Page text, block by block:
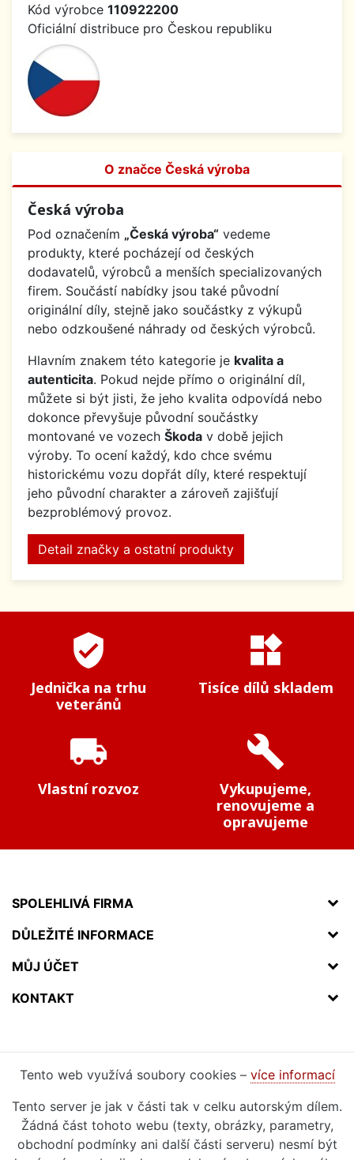
Kód výrobce 110922200
Oficiální distribuce pro Českou republiku
O značce Česká výroba
Česká výroba
Pod označením „Česká výroba“ vedeme
produkty, které pocházejí od českých
dodavatelů, výrobců a menších specializovaných
firem. Součástí nabídky jsou také původní
originální díly, stejně jako součástky z výkupů
nebo odzkoušené náhrady od českých výrobců.
Hlavním znakem této kategorie je kvalita a
autenticita. Pokud nejde přímo o originální díl,
můžete si být jisti, že jeho kvalita odpovídá nebo
dokonce převyšuje původní součástky
montované ve vozech Škoda v době jejich
výroby. To ocení každý, kdo chce svému
historickému vozu dopřát díly, které respektují
jeho původní charakter a zároveň zajišťují
bezproblémový provoz.
Detail značky a ostatní produkty
verified_user
Jednička na trhu
veteránů
widgets
Tisíce dílů skladem
local_shipping
Vlastní rozvoz
build
Vykupujeme,
renovujeme a
opravujeme
SPOLEHLIVÁ FIRMA
DŮLEŽITÉ INFORMACE
MŮJ ÚČET
KONTAKT
Tento web využívá soubory cookies – více informací
Tento server je jak v části tak v celku autorským dílem.
Žádná část tohoto webu (texty, obrázky, parametry,
obchodní podmínky ani další části serveru) nesmí být